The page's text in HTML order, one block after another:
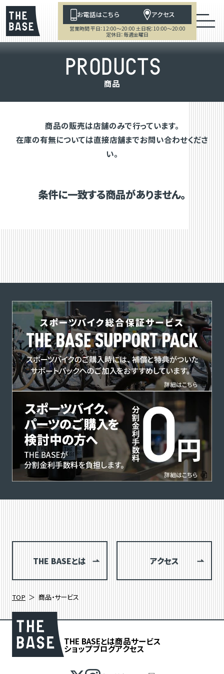
お電話はこちら アクセス
営業時間 平日：12:00～20:00 土日祝：10:00～20:00
定休日：毎週金曜日
PRODUCTS
商品
商品の販売は店舗のみで行っています。
在庫の有無については直接店舗までお問い合わせくださ
い。
条件に一致する商品がありません。
THE BASEとは アクセス
TOP 商品・サービス
THE BASEとは商品サービス
ショップブログアクセス